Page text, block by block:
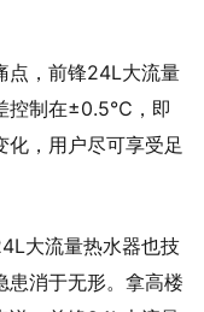
点，前锋24L大流量
控制在±0.5℃，即
化，用户尽可享受足
大流量热水器也技
患消于无形。拿高楼